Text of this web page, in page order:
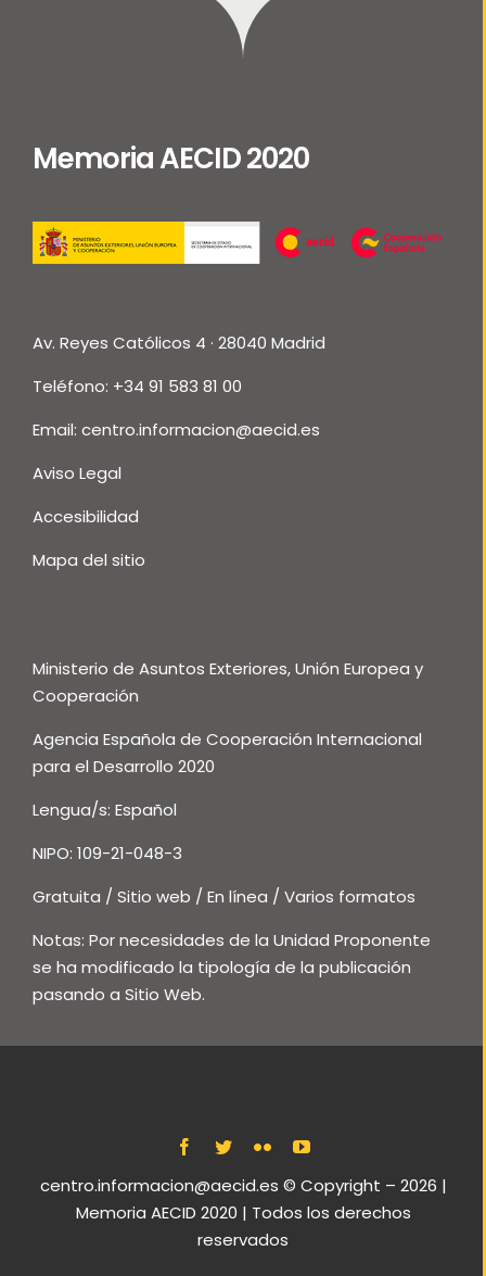
Memoria AECID 2020
Av. Reyes Católicos 4 · 28040 Madrid
Teléfono: +34 91 583 81 00
Email: centro.informacion@aecid.es
Aviso Legal
Accesibilidad
Mapa del sitio
Ministerio de Asuntos Exteriores, Unión Europea y
Cooperación
Agencia Española de Cooperación Internacional
para el Desarrollo 2020
Lengua/s: Español
NIPO: 109-21-048-3
Gratuita / Sitio web / En línea / Varios formatos
Notas: Por necesidades de la Unidad Proponente
se ha modificado la tipología de la publicación
pasando a Sitio Web.
centro.informacion@aecid.es © Copyright – 2026 |
Memoria AECID 2020 | Todos los derechos
reservados